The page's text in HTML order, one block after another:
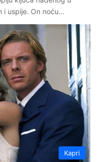
i uspije. On noću…
Kapri